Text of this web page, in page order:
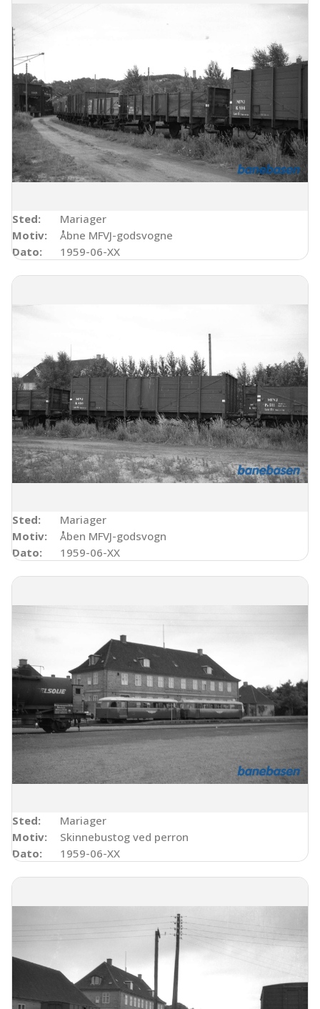
Sted:
Mariager
Motiv:
Åbne MFVJ-godsvogne
Dato:
1959-06-XX
Sted:
Mariager
Motiv:
Åben MFVJ-godsvogn
Dato:
1959-06-XX
Sted:
Mariager
Motiv:
Skinnebustog ved perron
Dato:
1959-06-XX